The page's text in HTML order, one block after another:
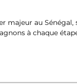
au
à chaque